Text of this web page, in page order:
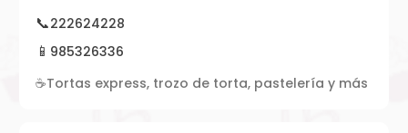
📞222624228
📱 985326336
☕Tortas express, trozo de torta, pastelería y más